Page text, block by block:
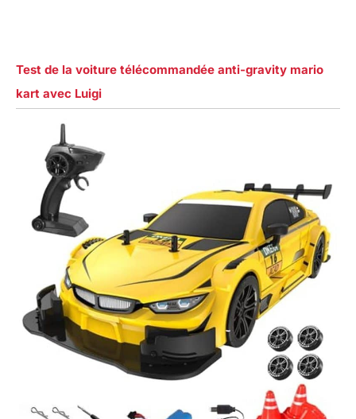
Test de la voiture télécommandée anti-gravity mario
kart avec Luigi